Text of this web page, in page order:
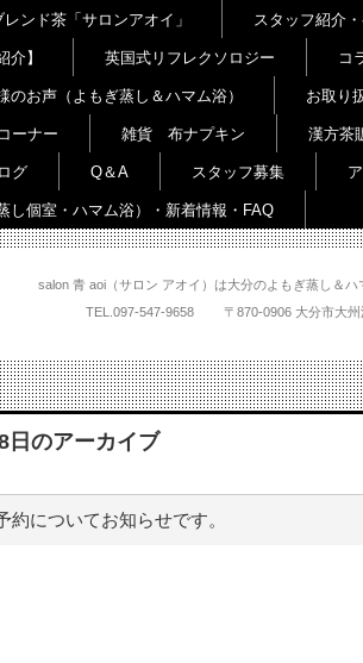
salon 青 aoi（サロン アオイ）は大分のよもぎ蒸し＆
TEL. 097-547-9658 〒870-0906 大分
ンド茶「サロンアオイ」 スタッフ紹介
介】 英国式リフレクソロジー コ
のお声（よもぎ蒸し＆ハマム浴） お取り
ーナー 雑貨 布ナプキン 漢方茶
グ Q＆A スタッフ募集
し個室・ハマム浴）・新着情報・FAQ
日のアーカイブ
約についてお知らせです。